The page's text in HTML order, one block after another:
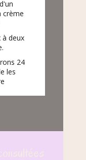
crème
à deux
24
les